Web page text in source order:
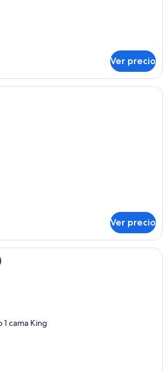
Ver precio
Habitación de hotel con cama,
Ver precio
Una habitación de hotel con cama,
1 cama King